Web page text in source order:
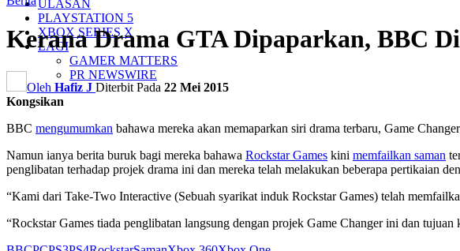
ULASAN
PLAYSTATION 5
XBOX SERIES X
LAGI
GAMER MATTERS
PR NEWSWIRE
Kerana Drama GTA Dipaparkan, BBC
Oleh Hafiz J Diterbit Pada 22 Mei 2015
Kongsikan
BBC mengumumkan bahawa mereka akan memaparkan siri drama terbaru, Game
Namun ianya berita buruk bagi mereka bahawa Rockstar Games kini memfailkan saman
penglibatan terhadap projek drama ini dan mereka telah melakukan beberapa pertikaian
“Kami dari Take-Two Interactive (Sebuah syarikat induk Rockstar Games) telah
“Rockstar Games tiada penglibatan langsung dengan projek Game Changer ini dan